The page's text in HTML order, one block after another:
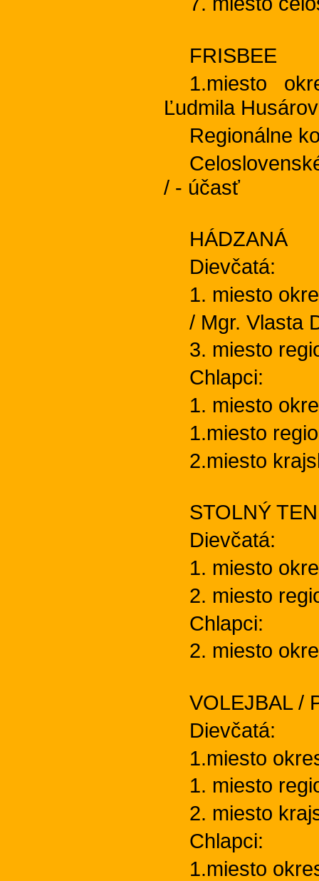
FRISBEE
1.miesto
Ľudmila
Regionálne
/ - účasť
HÁDZANÁ
Dievčatá:
1. miesto
/ Mgr. Vlasta
3. miesto
Chlapci:
1. miesto
1.miesto
2.miesto
STOLNÝ
Dievčatá:
1. miesto
2. miesto
Chlapci:
2. miesto
VOLEJBAL /
Dievčatá:
1.miesto
1. miesto
2. miesto
Chlapci:
1.miesto